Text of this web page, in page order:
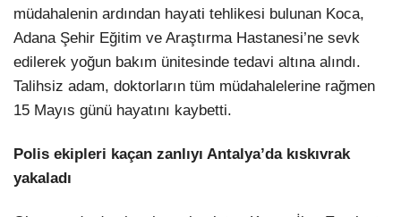
müdahalenin ardından hayati tehlikesi bulunan Koca,
Adana Şehir Eğitim ve Araştırma Hastanesi’ne sevk
edilerek yoğun bakım ünitesinde tedavi altına alındı.
Talihsiz adam, doktorların tüm müdahalelerine rağmen
15 Mayıs günü hayatını kaybetti.
Polis ekipleri kaçan zanlıyı Antalya’da kıskıvrak
yakaladı